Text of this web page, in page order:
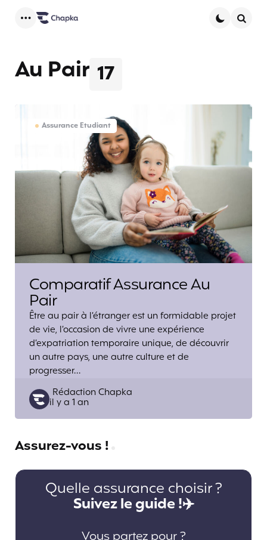
17
Au Pair
Assurance Etudiant
Comparatif Assurance Au
Pair
Être au pair à l’étranger est un formidable projet
de vie, l’occasion de vivre une expérience
d’expatriation temporaire unique, de découvrir
un autre pays, une autre culture et de
progresser…
Posted
by
Rédaction Chapka
il y a 1 an
Assurez-vous !